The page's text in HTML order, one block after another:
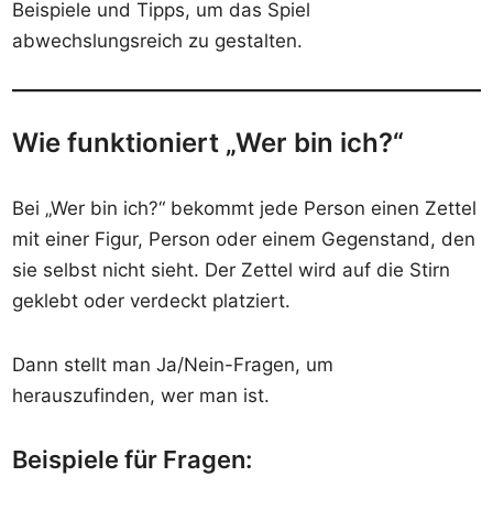
Beispiele und Tipps, um das Spiel
abwechslungsreich zu gestalten.
Wie funktioniert „Wer bin ich?“
Bei „Wer bin ich?“ bekommt jede Person einen Zettel
mit einer Figur, Person oder einem Gegenstand, den
sie selbst nicht sieht. Der Zettel wird auf die Stirn
geklebt oder verdeckt platziert.
Dann stellt man Ja/Nein-Fragen, um
herauszufinden, wer man ist.
Beispiele für Fragen: